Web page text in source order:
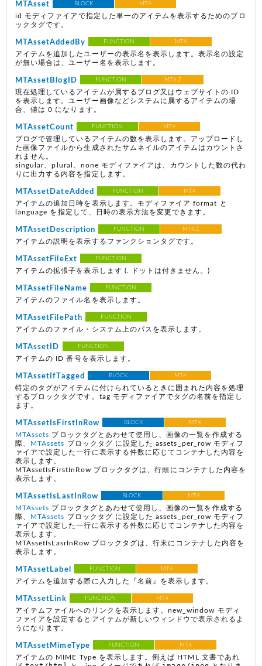
MTAsset BLOCK MT4
id モディファイアで指定した単一のアイテムを表示するためのブロ
ックタグです。
MTAssetAddedBy FUNCTION MT4
アイテムを追加したユーザーの表示名を表示します。表示名の設定
が無い場合は、ユーザー名を表示します。
MTAssetBlogID FUNCTION MT6.2
現在処理しているアイテムが属するブログ又はウェブサイトの ID
を表示します。ユーザー画像などシステムに属するアイテムの場
合、値は 0 になります。
MTAssetCount FUNCTION MT4
ブログで管理しているアイテムの数を表示します。アップロードし
た画像ファイルから生成されたサムネイルのアイテムはカウントさ
れません。
singular、plural、none モディファイアは、カウントした数の代わ
りに出力する内容を指定します。
MTAssetDateAdded FUNCTION MT4
アイテムの追加日時を表示します。モディファイア format と
language を指定して、日時の表示方法を変更できます。
MTAssetDescription FUNCTION MT4.1
アイテムの説明を表示するファンクションタグです。
MTAssetFileExt FUNCTION
アイテムの拡張子を表示します (. ドットは付きません。)
MTAssetFileName FUNCTION
アイテムのファイル名を表示します。
MTAssetFilePath FUNCTION
アイテムのファイル・システム上のパスを表示します。
MTAssetID FUNCTION
アイテムの ID 番号を表示します。
MTAssetIfTagged BLOCK MT4
特定のタグがアイテムに付けられているときに囲まれた内容を処理
するブロックタグです。tag モディファイアでタグの名前を指定し
ます。
MTAssetIsFirstInRow BLOCK MT4
MTAssets ブロックタグとあわせて使用し、画像の一覧を作成する
際、
MTAssets ブロックタグ に設定した assets_per_row モディフ
ァイアで設定した一行に表示する件数に応じてコンテナした内容を
表示します。
MTAssetIsFirstInRow ブロックタグは、行頭にコンテナした内容を
表示します。
MTAssetIsLastInRow BLOCK MT4
MTAssets ブロックタグとあわせて使用し、画像の一覧を作成する
際、
MTAssets ブロックタグ に設定した assets_per_row モディフ
ァイアで設定した一行に表示する件数に応じてコンテナした内容を
表示します。
MTAssetIsLasrInRow ブロックタグは、行末にコンテナした内容を
表示します。
MTAssetLabel FUNCTION MT4
アイテムを追加する際に入力した『名前』を表示します。
MTAssetLink FUNCTION MT4
アイテムファイルへのリンクを表示します。new_window モディ
ファイアを設定するとアイテムが新しいウィンドウで表示されるよ
うになります。
MTAssetMimeType FUNCTION MT4
アイテムの MIME Type を表示します。例えば HTML 文書であれ